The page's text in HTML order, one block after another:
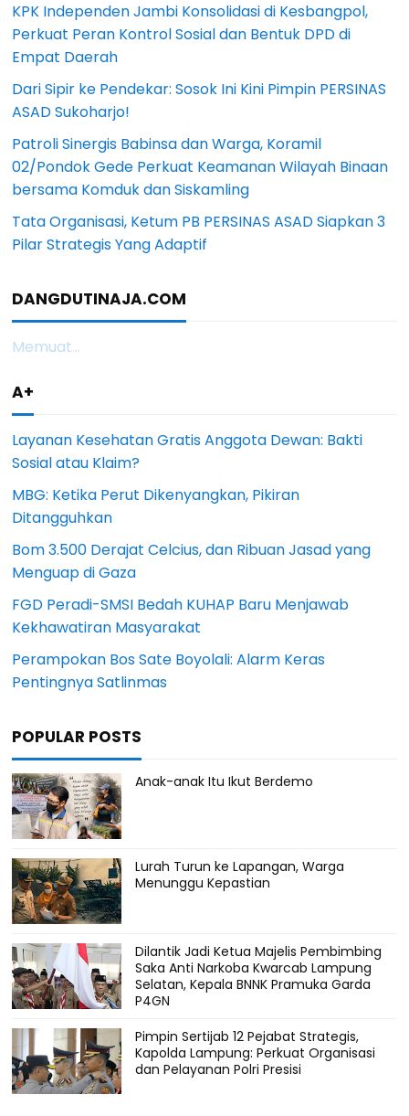
KPK Independen Jambi Konsolidasi di Kesbangpol,
Perkuat Peran Kontrol Sosial dan Bentuk DPD di
Empat Daerah
Dari Sipir ke Pendekar: Sosok Ini Kini Pimpin PERSINAS
ASAD Sukoharjo!
Patroli Sinergis Babinsa dan Warga, Koramil
02/Pondok Gede Perkuat Keamanan Wilayah Binaan
bersama Komduk dan Siskamling
Tata Organisasi, Ketum PB PERSINAS ASAD Siapkan 3
Pilar Strategis Yang Adaptif
DANGDUTINAJA.COM
Memuat...
A+
Layanan Kesehatan Gratis Anggota Dewan: Bakti
Sosial atau Klaim?
MBG: Ketika Perut Dikenyangkan, Pikiran
Ditangguhkan
Bom 3.500 Derajat Celcius, dan Ribuan Jasad yang
Menguap di Gaza
FGD Peradi-SMSI Bedah KUHAP Baru Menjawab
Kekhawatiran Masyarakat
Perampokan Bos Sate Boyolali: Alarm Keras
Pentingnya Satlinmas
POPULAR POSTS
Anak-anak Itu Ikut Berdemo
Lurah Turun ke Lapangan, Warga
Menunggu Kepastian
Dilantik Jadi Ketua Majelis Pembimbing
Saka Anti Narkoba Kwarcab Lampung
Selatan, Kepala BNNK Pramuka Garda
P4GN
Pimpin Sertijab 12 Pejabat Strategis,
Kapolda Lampung: Perkuat Organisasi
dan Pelayanan Polri Presisi